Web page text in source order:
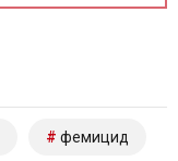
фемицид